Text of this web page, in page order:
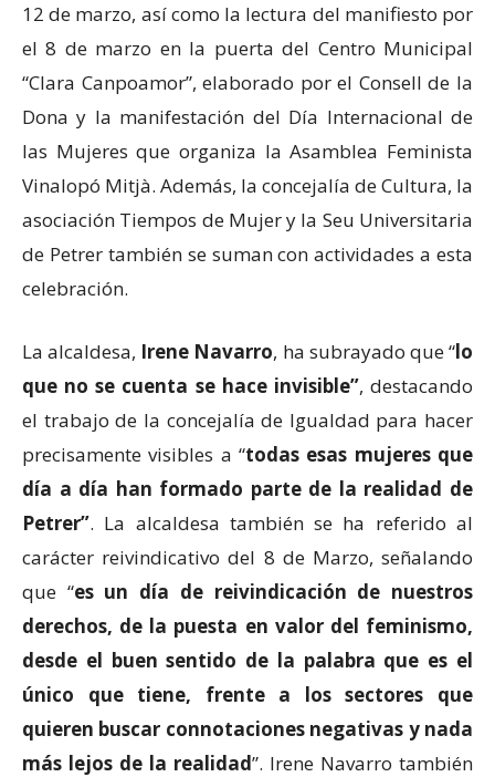
12 de marzo, así como la lectura del manifiesto por
el 8 de marzo en la puerta del Centro Municipal
“Clara Canpoamor”, elaborado por el Consell de la
Dona y la manifestación del Día Internacional de
las Mujeres que organiza la Asamblea Feminista
Vinalopó Mitjà. Además, la concejalía de Cultura, la
asociación Tiempos de Mujer y la Seu Universitaria
de Petrer también se suman con actividades a esta
celebración.
La alcaldesa, Irene Navarro, ha subrayado que “lo
que no se cuenta se hace invisible”, destacando
el trabajo de la concejalía de Igualdad para hacer
precisamente visibles a “todas esas mujeres que
día a día han formado parte de la realidad de
Petrer”. La alcaldesa también se ha referido al
carácter reivindicativo del 8 de Marzo, señalando
que “es un día de reivindicación de nuestros
derechos, de la puesta en valor del feminismo,
desde el buen sentido de la palabra que es el
único que tiene, frente a los sectores que
quieren buscar connotaciones negativas y nada
más lejos de la realidad”. Irene Navarro también